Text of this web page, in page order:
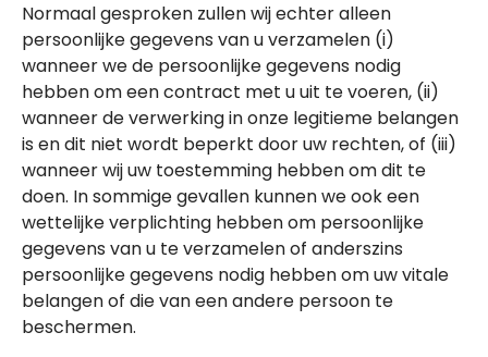
Normaal gesproken zullen wij echter alleen
persoonlijke gegevens van u verzamelen (i)
wanneer we de persoonlijke gegevens nodig
hebben om een contract met u uit te voeren, (ii)
wanneer de verwerking in onze legitieme belangen
is en dit niet wordt beperkt door uw rechten, of (iii)
wanneer wij uw toestemming hebben om dit te
doen. In sommige gevallen kunnen we ook een
wettelijke verplichting hebben om persoonlijke
gegevens van u te verzamelen of anderszins
persoonlijke gegevens nodig hebben om uw vitale
belangen of die van een andere persoon te
beschermen.